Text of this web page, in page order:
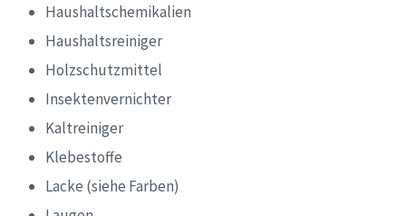
Haushaltschemikalien
Haushaltsreiniger
Holzschutzmittel
Insektenvernichter
Kaltreiniger
Klebestoffe
Lacke (siehe Farben)